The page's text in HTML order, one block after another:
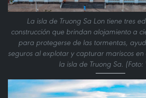
La isla de Truong Sa Lon tiene tres
construcción que brindan alojamiento a
para protegerse de las tormentas,
seguros al explotar y capturar mariscos
la isla de Truong Sa. (Foto: